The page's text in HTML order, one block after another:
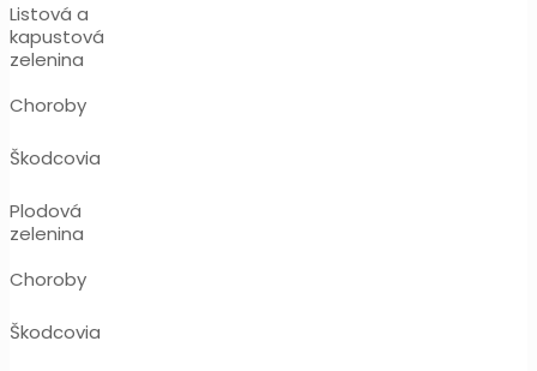
Listová a
kapustová
zelenina
Choroby
Škodcovia
Plodová
zelenina
Choroby
Škodcovia